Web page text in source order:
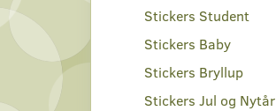
Stickers Student
Stickers Baby
Stickers Bryllup
Stickers Jul og Nytår